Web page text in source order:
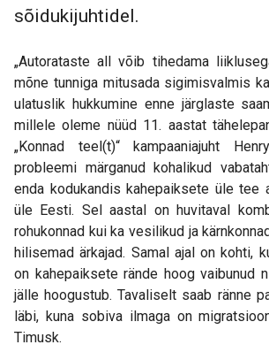
sõidukijuhtidel.
„Autorataste all võib tihedama
mõne tunniga mitusada sigimisvalmis
ulatuslik hukkumine enne järglaste
millele oleme nüüd 11. aastat
„Konnad teel(t)“ kampaaniajuht
probleemi märganud kohalikud
enda kodukandis kahepaiksete üle tee
üle Eesti. Sel aastal on huvitaval
rohukonnad kui ka vesilikud ja
hilisemad ärkajad. Samal ajal on kohti,
on kahepaiksete rände hoog vaibunud
jälle hoogustub. Tavaliselt saab ränne
läbi, kuna sobiva ilmaga on
Timusk.